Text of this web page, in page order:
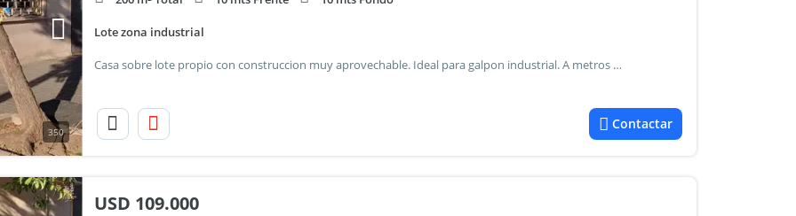
350
Lote zona industrial
Casa sobre lote propio con construccion muy aprovechable. Ideal para galpon industrial. A metros de av laprida zona industrial
Contactar
USD 109.000